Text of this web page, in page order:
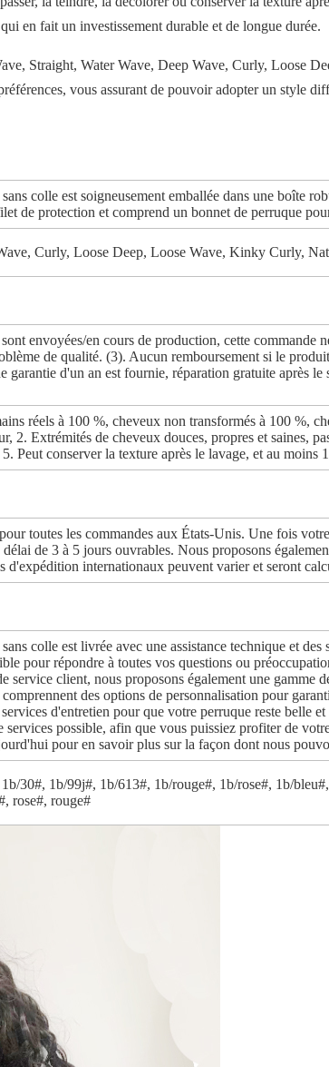
en fait un investissement durable et de longue durée.
Straight, Water Wave, Deep Wave, Curly, Loose
vous assurant de pouvoir adopter un style
colle est soigneusement emballée dans une boîte
de protection et comprend un bonnet de perruque
Curly, Loose Deep, Loose Wave, Kinky Curly,
envoyées/en cours de production, cette commande
de qualité. (3). Aucun remboursement si le
garantie d'un an est fournie, réparation gratuite après
réels à 100 %, cheveux non transformés à 100 %,
2. Extrémités de cheveux douces, propres et saines,
Peut conserver la texture après le lavage, et au moins
toutes les commandes aux États-Unis. Une fois
de 3 à 5 jours ouvrables. Nous proposons
d'expédition internationaux peuvent varier et seront
colle est livrée avec une assistance technique et
pour répondre à toutes vos questions ou
service client, nous proposons également une gamme
des options de personnalisation pour
d'entretien pour que votre perruque reste belle
services possible, afin que vous puissiez profiter de
pour en savoir plus sur la façon dont nous
30#, 1b/99j#, 1b/613#, 1b/rouge#, 1b/rose#, 1b/
rose#, rouge#